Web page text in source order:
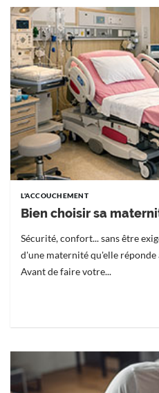
L'ACCOUCHEMENT
Bien choisir sa
Sécurité, confort... sans être
d'une maternité qu'elle
Avant de faire votre...